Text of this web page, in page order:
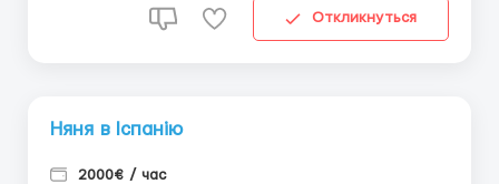
€2800-3000/мес 📌 Требования: - опыт в семьях,
Откликнуться
Няня в Іспанію
2000€ / час